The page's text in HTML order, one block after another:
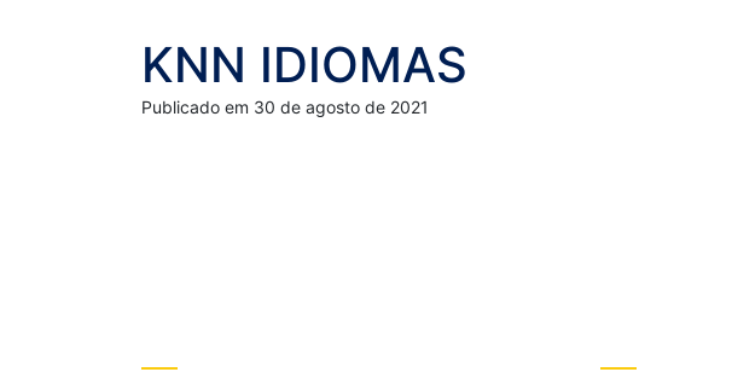
KNN IDIOMAS
Publicado em 30 de agosto de 2021